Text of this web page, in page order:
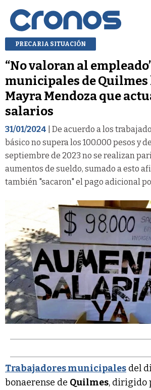
PRECARIA SITUACIÓN
“No valoran al
municipales de Quilmes
Mayra Mendoza que
salarios
31/01/2024 | De acuerdo a los
básico no supera los 100.000 pesos y
septiembre de 2023 no se realizan
aumentos de sueldo, sumado a esto
también "sacaron" el pago adicional
Trabajadores municipales del
bonaerense de Quilmes, dirigido